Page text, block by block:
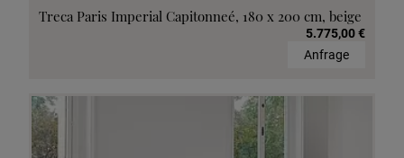
Treca Paris Imperial Capitonneé, 180 x 200 cm, beige
5.775,00 €
Anfrage